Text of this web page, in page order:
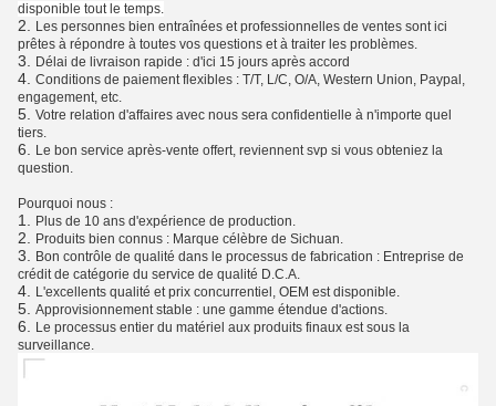
disponible tout le temps.
2.
Les personnes bien entraînées et professionnelles de ventes sont ici
prêtes à répondre à toutes vos questions et à traiter les problèmes.
3. Délai de livraison rapide : d'ici 15 jours après accord
4. Conditions de paiement flexibles : T/T, L/C, O/A, Western Union, Paypal,
engagement, etc.
5. Votre relation d'affaires avec nous sera confidentielle à n'importe quel
tiers.
6.
Le bon service après-vente offert, reviennent svp si vous obteniez la
question.
Pourquoi nous :
1. Plus de 10 ans d'expérience de production.
2. Produits bien connus : Marque célèbre de Sichuan.
3.
Bon contrôle de qualité dans le processus de fabrication : Entreprise de
crédit de catégorie du service de qualité D.C.A.
4. L'excellents qualité et prix concurrentiel, OEM est disponible.
5. Approvisionnement stable : une gamme étendue d'actions.
6.
Le processus entier du matériel aux produits finaux est sous la
surveillance.